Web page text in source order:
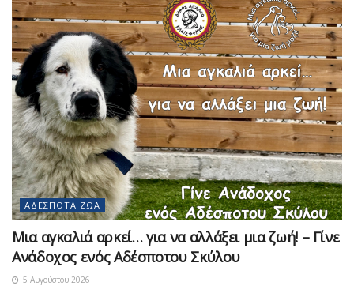
ΑΔΈΣΠΟΤΑ ΖΏΑ
Μια αγκαλιά αρκεί… για να αλλάξει μια ζωή! – Γίνε
Ανάδοχος ενός Αδέσποτου Σκύλου
5 Αυγούστου 2026